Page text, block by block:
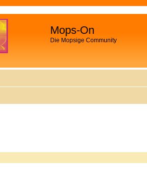
Mops-On
Die Mopsige Community